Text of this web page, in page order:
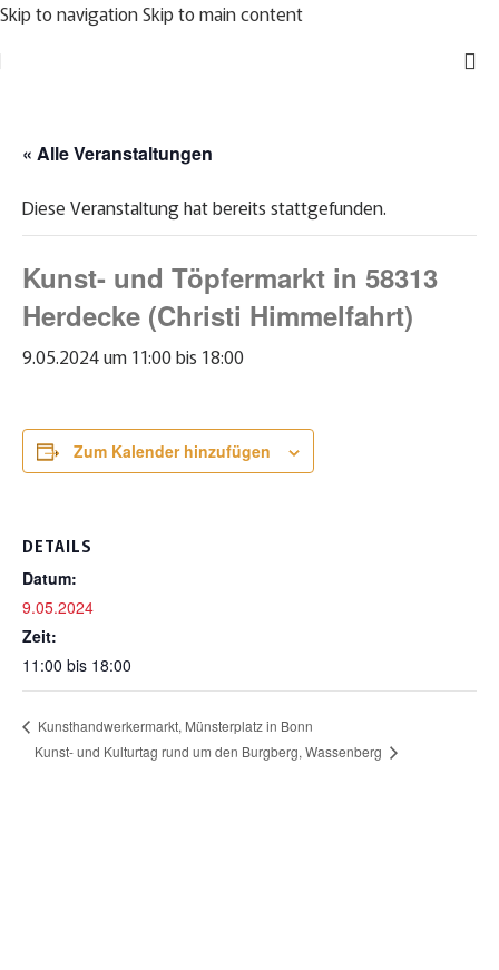
Skip to navigationSkip to main content
« Alle Veranstaltungen
Diese Veranstaltung hat bereits stattgefunden.
Kunst- und Töpfermarkt in 58313
Herdecke (Christi Himmelfahrt)
9.05.2024 um 11:00 bis 18:00
Zum Kalender hinzufügen
DETAILS
Datum:
9.05.2024
Zeit:
11:00 bis 18:00
Kunsthandwerkermarkt, Münsterplatz in Bonn
Kunst- und Kulturtag rund um den Burgberg, Wassenberg